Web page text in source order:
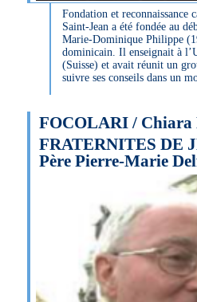
Fondation et reconnaissance
Saint-Jean a été fondée au
Marie-Dominique Philippe
dominicain. Il enseignait à
(Suisse) et avait réunit un
suivre ses conseils dans un
FOCOLARI / Chiara
FRATERNITES DE
Père Pierre-Marie